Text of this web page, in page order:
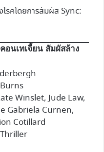
คโดยการสัมผัส Sync:
อนเทเจี้ยน สัมผัสล้าง
Winslet, Jude Law,
Gabriela Curnen,
Cotillard